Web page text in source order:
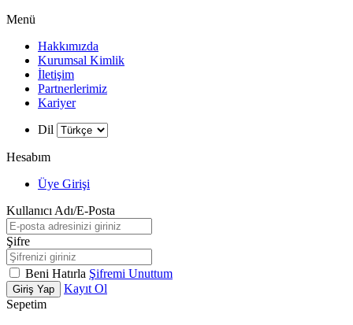
Menü
Hakkımızda
Kurumsal Kimlik
İletişim
Partnerlerimiz
Kariyer
Dil
Hesabım
Üye Girişi
Kullanıcı Adı/E-Posta
Şifre
Beni Hatırla Şifremi Unuttum
Giriş Yap
Kayıt Ol
Sepetim